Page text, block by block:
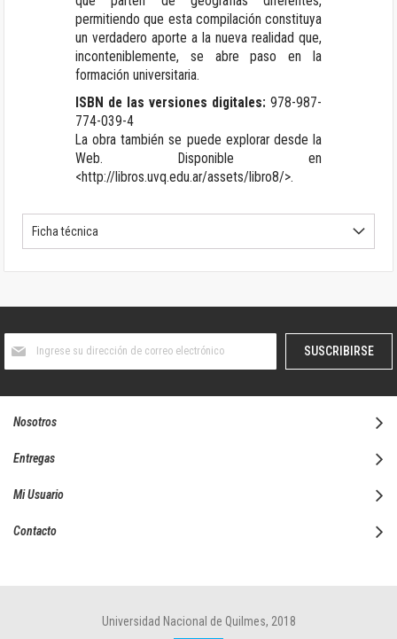
permitiendo que esta compilación constituya
un verdadero aporte a la nueva realidad que,
inconteniblemente, se abre paso en la
formación universitaria.
ISBN de las versiones digitales: 978-987-
774-039-4
La obra también se puede explorar desde la
Web. Disponible en
<http://libros.uvq.edu.ar/assets/libro8/>.
Ficha técnica
boletín
SUSCRIBIRSE
Nosotros
Entregas
Mi Usuario
Contacto
Universidad Nacional de Quilmes, 2018